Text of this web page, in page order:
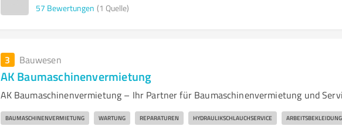
57 Bewertungen (1 Quelle)
3 Bauwesen
AK Baumaschinenvermietung
AK Baumaschinenvermietung – Ihr Partner für Baumaschinenvermietung und
BAUMASCHINENVERMIETUNG WARTUNG REPARATUREN HYDRAULIKSCHLAUCHSERVICE ARBEITSBEKLEIDUNG